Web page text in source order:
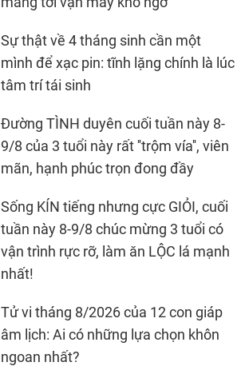
Sự thật về 4 tháng sinh cần một
mình để xạc pin: tĩnh lặng chính là lúc
tâm trí tái sinh
Đường TÌNH duyên cuối tuần này 8-
9/8 của 3 tuổi này rất ''trộm vía'', viên
mãn, hạnh phúc trọn đong đầy
Sống KÍN tiếng nhưng cực GIỎI, cuối
tuần này 8-9/8 chúc mừng 3 tuổi có
vận trình rực rỡ, làm ăn LỘC lá mạnh
nhất!
Tử vi tháng 8/2026 của 12 con giáp
âm lịch: Ai có những lựa chọn khôn
ngoan nhất?